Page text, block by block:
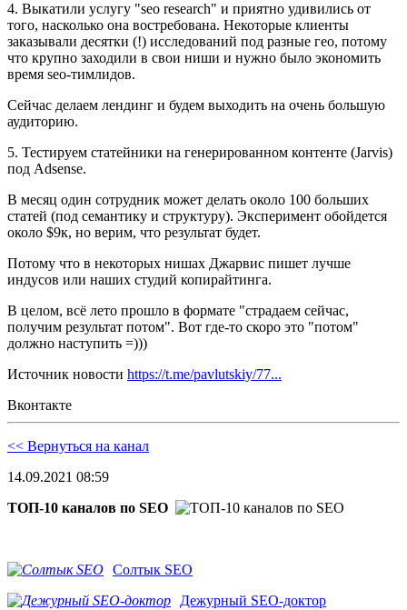
4. Выкатили услугу "seo research" и приятно удивились от
того, насколько она востребована. Некоторые клиенты
заказывали десятки (!) исследований под разные гео, потому
что крупно заходили в свои ниши и нужно было экономить
время seo-тимлидов.
Сейчас делаем лендинг и будем выходить на очень большую
аудиторию.
5. Тестируем статейники на генерированном контенте (Jarvis)
под Adsense.
В месяц один сотрудник может делать около 100 больших
статей (под семантику и структуру). Эксперимент обойдется
около $9к, но верим, что результат будет.
Потому что в некоторых нишах Джарвис пишет лучше
индусов или наших студий копирайтинга.
В целом, всё лето прошло в формате "страдаем сейчас,
получим результат потом". Вот где-то скоро это "потом"
должно наступить =)))
Источник новости https://t.me/pavlutskiy/77...
Вконтакте
<< Вернуться на канал
14.09.2021 08:59
ТОП-10 каналов по SEO
Солтык SEO
Дежурный SEO-доктор